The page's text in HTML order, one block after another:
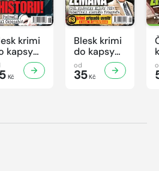
krimi
kapsy
2026
Kč
Blesk krimi
do kapsy
č.5/2026
od
35Kč